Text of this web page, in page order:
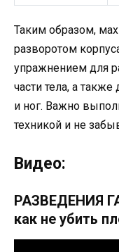
Таким образом,
разворотом
упражнением для
части тела, а
и ног. Важно
техникой и не
Видео:
РАЗВЕДЕНИЯ
как не убить